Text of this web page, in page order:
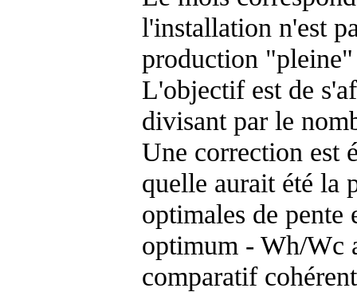
l'installation n'est
production "pleine"
L'objectif est de
divisant par le
Une correction est
quelle aurait été la
optimales de
optimum - Wh/Wc
comparatif